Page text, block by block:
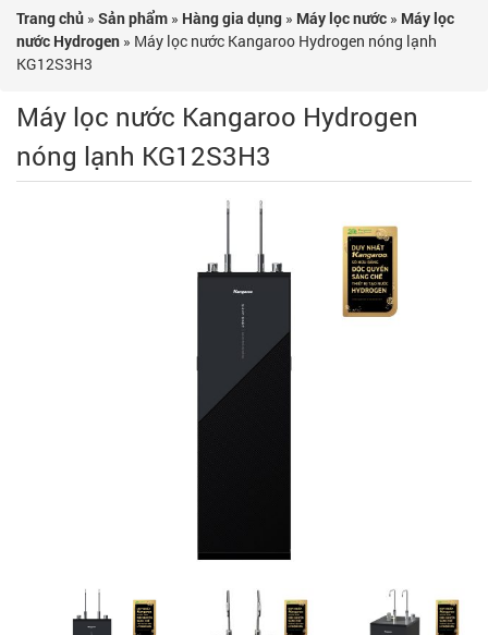
Trang chủ » Sản phẩm » Hàng gia dụng » Máy lọc nước » Máy lọc
nước Hydrogen » Máy lọc nước Kangaroo Hydrogen nóng lạnh
KG12S3H3
Máy lọc nước Kangaroo Hydrogen
nóng lạnh KG12S3H3